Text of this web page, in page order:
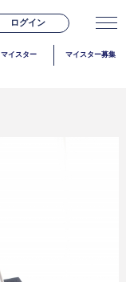
ログイン
マイスター マイスター募集